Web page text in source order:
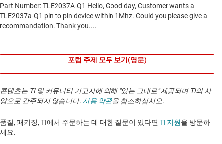
포럼 주제 모두 보기(영문)
콘텐츠는 TI 및 커뮤니티 기고자에 의해 "있는 그대로" 제공되며 TI의 사
양으로 간주되지 않습니다. 사용 약관을 참조하십시오.
품질, 패키징, TI에서 주문하는 데 대한 질문이 있다면 TI 지원을 방문하
세요. ​​​​​​​​​​​​​​